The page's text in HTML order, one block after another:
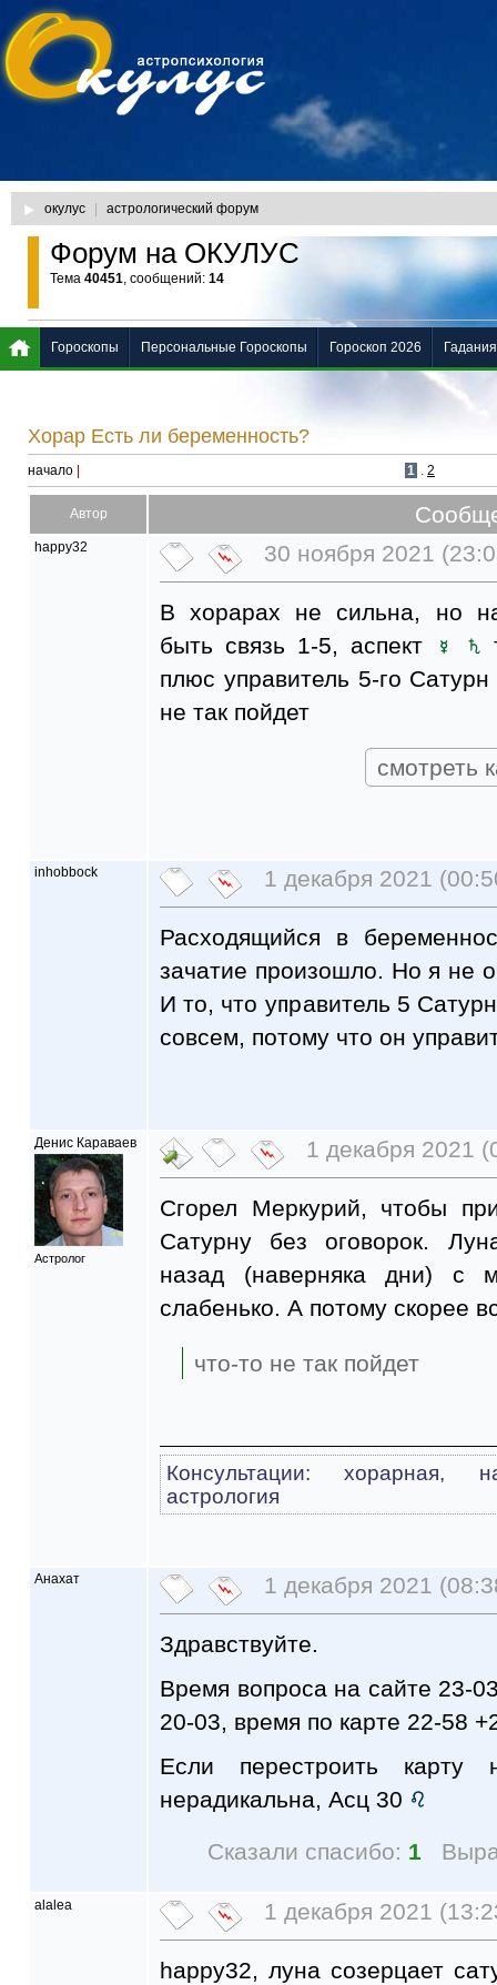
окулус астрологический форум
Форум на ОКУЛУС
Тема 40451, сообщений: 14
Хорар Есть ли беременность?
начало 1 . 2
Автор
happy32 30 ноября 2021
В хорарах не сильна, но
быть связь 1-5, аспект
плюс управитель 5-го
не так пойдет
смотреть
inhobbock 1 декабря 2021
Расходящийся в
зачатие произошло. Но я не
И то, что управитель 5
совсем, потому что он
Денис Караваев
Астролог
1 декабря 2021
Сгорел Меркурий, чтобы
Сатурну без оговорок.
назад (наверняка дни) с
слабенько. А потому скорее
что-то не так пойдет
Консультации: хорарная,
астрология
Анахат 1 декабря 2021
Здравствуйте.
Время вопроса на сайте 23-
20-03, время по карте 22-58
Если перестроить
нерадикальна, Асц 30
Сказали спасибо: 1
alalea 1 декабря 2021
happy32, луна созерцает
Гороскопы Персональные Гороскопы Гороскоп 2026 Гадания